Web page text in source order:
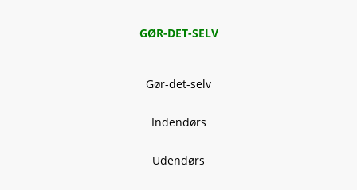
GØR-DET-SELV
Gør-det-selv
Indendørs
Udendørs